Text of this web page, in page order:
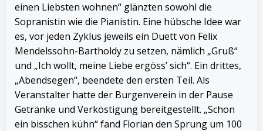
einen Liebsten wohnen“ glänzten sowohl die
Sopranistin wie die Pianistin. Eine hübsche Idee war
es, vor jeden Zyklus jeweils ein Duett von Felix
Mendelssohn-Bartholdy zu setzen, nämlich „Gruß“
und „Ich wollt, meine Liebe ergöss’ sich“. Ein drittes,
„Abendsegen“, beendete den ersten Teil. Als
Veranstalter hatte der Burgenverein in der Pause
Getränke und Verköstigung bereitgestellt. „Schon
ein bisschen kühn“ fand Florian den Sprung um 100